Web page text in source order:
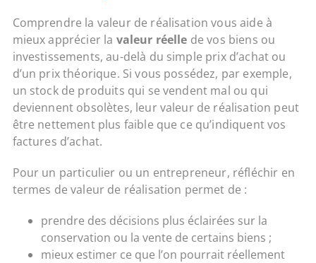
Comprendre la valeur de réalisation vous aide à
mieux apprécier la valeur réelle de vos biens ou
investissements, au-delà du simple prix d’achat ou
d’un prix théorique. Si vous possédez, par exemple,
un stock de produits qui se vendent mal ou qui
deviennent obsolètes, leur valeur de réalisation peut
être nettement plus faible que ce qu’indiquent vos
factures d’achat.
Pour un particulier ou un entrepreneur, réfléchir en
termes de valeur de réalisation permet de :
prendre des décisions plus éclairées sur la
conservation ou la vente de certains biens ;
mieux estimer ce que l’on pourrait réellement